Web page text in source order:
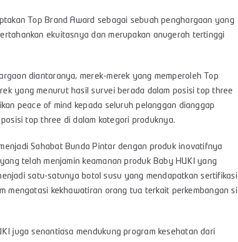
Top Brand Award sebagai sebuah penghargaan yang
ekuitasnya dan merupakan anugerah tertinggi
diantaranya, merek-merek yang memperoleh Top
yang menurut hasil survei berada dalam posisi top three
peace of mind kepada seluruh pelanggan dianggap
top three di dalam kategori produknya.
Sahabat Bunda Pintar dengan produk inovatifnya
telah menjamin keamanan produk Baby HUKI yang
satu-satunya botol susu yang mendapatkan sertifikasi
mengatasi kekhawatiran orang tua terkait perkembangan si
juga senantiasa mendukung program kesehatan dari